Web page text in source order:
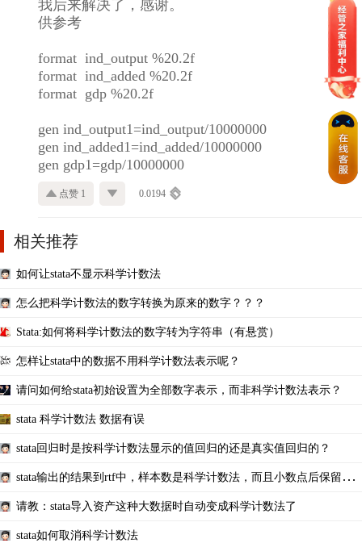
我后来解决了，感谢。
供参考
format ind_output %20.2f
format ind_added %20.2f
format gdp %20.2f
gen ind_output1=ind_output/10000000
gen ind_added1=ind_added/10000000
gen gdp1=gdp/10000000
点赞 1 0.0194
相关推荐
如何让stata不显示科学计数法
怎么把科学计数法的数字转换为原来的数字？？？
Stata:如何将科学计数法的数字转为字符串（有悬赏）
怎样让stata中的数据不用科学计数法表示呢？
请问如何给stata初始设置为全部数字表示，而非科学计数法表示？
stata 科学计数法 数据有误
stata回归时是按科学计数法显示的值回归的还是真实值回归的？
stata输出的结果到rtf中，样本数是科学计数法，而且小数点后保留了
请教：stata导入资产这种大数据时自动变成科学计数法了
stata如何取消科学计数法